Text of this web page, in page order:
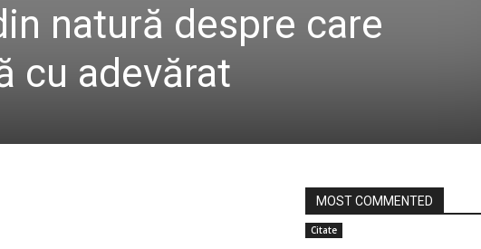
natură despre care
cu adevărat
MOST COMMENTED
Citate